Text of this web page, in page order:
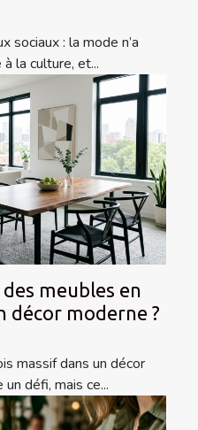
sociaux : la mode n’a
la culture, et...
meubles en
décor moderne ?
massif dans un décor
défi, mais ce...